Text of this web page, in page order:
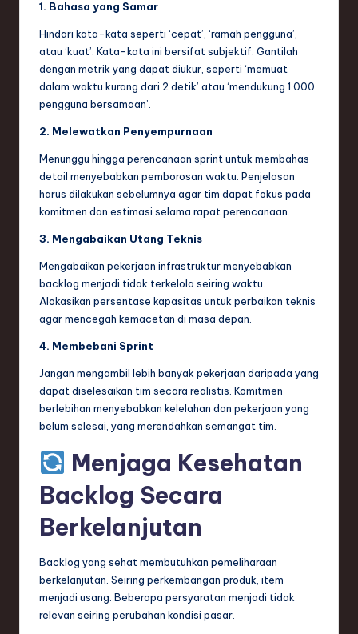
1. Bahasa yang Samar
Hindari kata-kata seperti ‘cepat’, ‘ramah pengguna’,
atau ‘kuat’. Kata-kata ini bersifat subjektif. Gantilah
dengan metrik yang dapat diukur, seperti ‘memuat
dalam waktu kurang dari 2 detik’ atau ‘mendukung 1.000
pengguna bersamaan’.
2. Melewatkan Penyempurnaan
Menunggu hingga perencanaan sprint untuk membahas
detail menyebabkan pemborosan waktu. Penjelasan
harus dilakukan sebelumnya agar tim dapat fokus pada
komitmen dan estimasi selama rapat perencanaan.
3. Mengabaikan Utang Teknis
Mengabaikan pekerjaan infrastruktur menyebabkan
backlog menjadi tidak terkelola seiring waktu.
Alokasikan persentase kapasitas untuk perbaikan teknis
agar mencegah kemacetan di masa depan.
4. Membebani Sprint
Jangan mengambil lebih banyak pekerjaan daripada yang
dapat diselesaikan tim secara realistis. Komitmen
berlebihan menyebabkan kelelahan dan pekerjaan yang
belum selesai, yang merendahkan semangat tim.
Menjaga Kesehatan
Backlog Secara
Berkelanjutan
Backlog yang sehat membutuhkan pemeliharaan
berkelanjutan. Seiring perkembangan produk, item
menjadi usang. Beberapa persyaratan menjadi tidak
relevan seiring perubahan kondisi pasar.